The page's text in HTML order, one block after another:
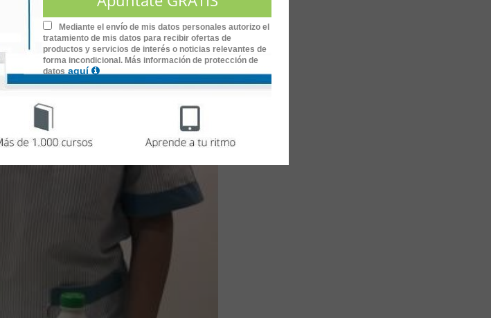
generados en la limpieza de
seguridad en el tratamiento de residuos o
y seguimiento de medidas deprevención
Mediante el envío de mis datos personales autorizo el
tratamiento de mis datos para recibir ofertas de
productos y servicios de interés o noticias relevantes de
forma incondicional. Más información de protección de
datos aquí